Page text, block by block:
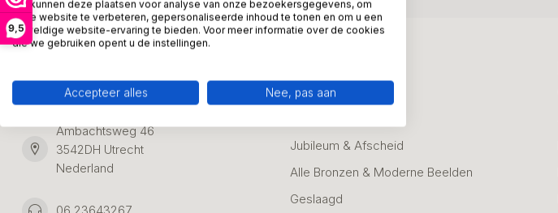
9,5
Adresgegevens:
Ambachtsweg 46
3542DH Utrecht
Nederland
Zakelijke Cadeaus
Jubileum & Afscheid
Alle Bronzen & Moderne Beelden
Geslaagd
We kunnen deze plaatsen voor analyse van onze bezoekersgegevens, om
onze website te verbeteren, gepersonaliseerde inhoud te tonen en om u een
geweldige website-ervaring te bieden. Voor meer informatie over de cookies
die we gebruiken opent u de instellingen.
Accepteer alles Nee, pas aan